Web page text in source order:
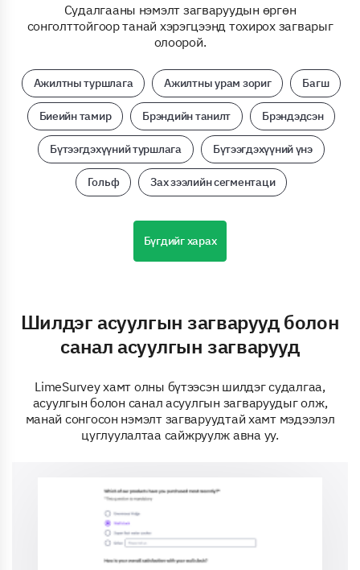
Судалгааны нэмэлт загваруудын өргөн
сонголттойгоор танай хэрэгцээнд тохирох загварыг
олоорой.
Ажилтны туршлага Ажилтны урам зориг Багш
Биеийн тамир Брэндийн танилт Брэндэдсэн
Бүтээгдэхүүний туршлага Бүтээгдэхүүний үнэ
Гольф Зах зээлийн сегментаци
Бүгдийг харах
Шилдэг асуулгын загварууд болон
санал асуулгын загварууд
LimeSurvey хамт олны бүтээсэн шилдэг судалгаа,
асуулгын болон санал асуулгын загваруудыг олж,
манай сонгосон нэмэлт загваруудтай хамт мэдээлэл
цуглуулалтаа сайжруулж авна уу.